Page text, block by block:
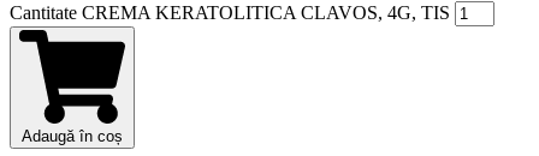
Cantitate CREMA KERATOLITICA CLAVOS, 4G, TIS
Adaugă în coș